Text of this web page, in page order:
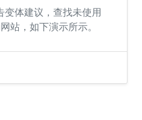
体建议，查找未使用
，如下演示所示。